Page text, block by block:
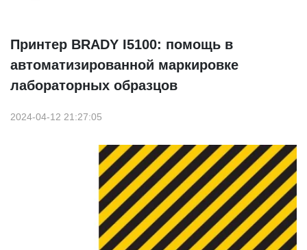
Принтер BRADY I5100: помощь в
автоматизированной маркировке
лабораторных образцов
2024-04-12 21:27:05